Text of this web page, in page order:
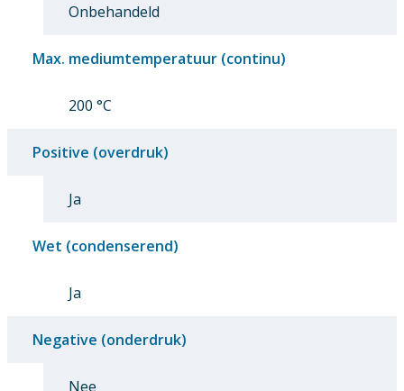
Onbehandeld
Max. mediumtemperatuur (continu)
200 °C
Positive (overdruk)
Ja
Wet (condenserend)
Ja
Negative (onderdruk)
Nee